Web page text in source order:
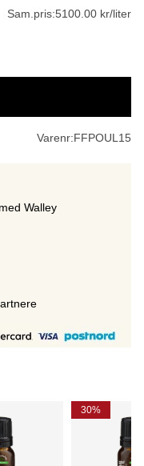
Sam.pris:5100.00 kr/liter
Varenr:FFPOUL15
Walley
30%